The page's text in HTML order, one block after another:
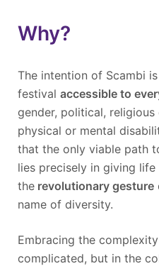
Why?
The intention of Scambi
festival accessible to
gender, political,
physical or mental
that the only viable path
lies precisely in giving
the revolutionary gesture
name of diversity.
Embracing the
complicated, but in the